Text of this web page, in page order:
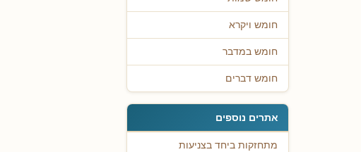
חומש ויקרא
חומש במדבר
חומש דברים
אתרים נוספים
מתחזקות ביחד בצניעות